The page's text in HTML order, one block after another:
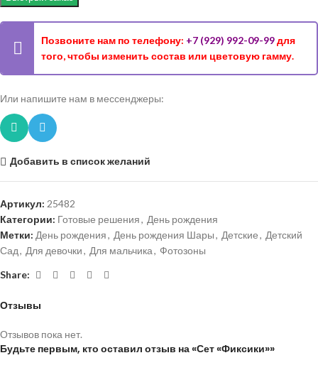
Позвоните нам по телефону: +7 (929) 992-09-99для
того, чтобы изменить состав или цветовую гамму.
Или напишите нам в мессенджеры:
Добавить в список желаний
Артикул: 25482
Категории: Готовые решения, День рождения
Метки: День рождения, День рождения Шары, Детские, Детский
Сад, Для девочки, Для мальчика, Фотозоны
Share:
Отзывы
Отзывов пока нет.
Будьте первым, кто оставил отзыв на «Сет «Фиксики»»